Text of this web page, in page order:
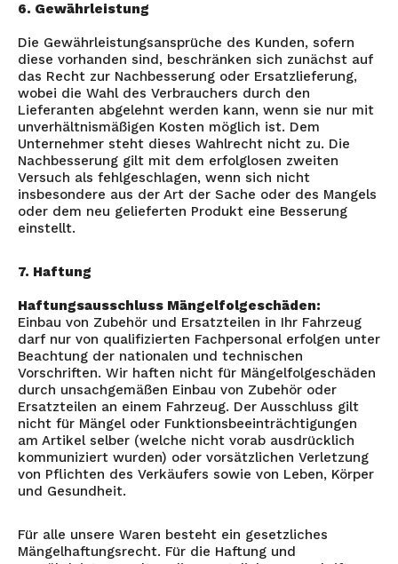
6. Gewährleistung
Die Gewährleistungsansprüche des Kunden, sofern
diese vorhanden sind, beschränken sich zunächst auf
das Recht zur Nachbesserung oder Ersatzlieferung,
wobei die Wahl des Verbrauchers durch den
Lieferanten abgelehnt werden kann, wenn sie nur mit
unverhältnismäßigen Kosten möglich ist. Dem
Unternehmer steht dieses Wahlrecht nicht zu. Die
Nachbesserung gilt mit dem erfolglosen zweiten
Versuch als fehlgeschlagen, wenn sich nicht
insbesondere aus der Art der Sache oder des Mangels
oder dem neu gelieferten Produkt eine Besserung
einstellt.
7. Haftung
Haftungsausschluss Mängelfolgeschäden:
Einbau von Zubehör und Ersatzteilen in Ihr Fahrzeug
darf nur von qualifizierten Fachpersonal erfolgen unter
Beachtung der nationalen und technischen
Vorschriften. Wir haften nicht für Mängelfolgeschäden
durch unsachgemäßen Einbau von Zubehör oder
Ersatzteilen an einem Fahrzeug. Der Ausschluss gilt
nicht für Mängel oder Funktionsbeeinträchtigungen
am Artikel selber (welche nicht vorab ausdrücklich
kommuniziert wurden) oder vorsätzlichen Verletzung
von Pflichten des Verkäufers sowie von Leben, Körper
und Gesundheit.
Für alle unsere Waren besteht ein gesetzliches
Mängelhaftungsrecht. Für die Haftung und